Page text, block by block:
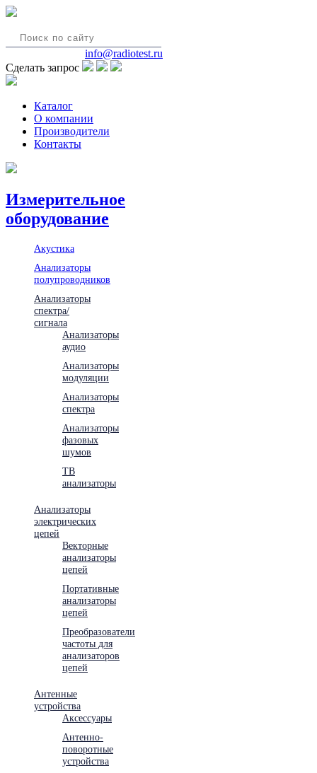
info@radiotest.ru
Сделать запрос
Каталог
О компании
Производители
Контакты
Измерительное
оборудование
Акустика
Анализаторы
полупроводников
Анализаторы
спектра/
сигнала
Анализаторы
аудио
Анализаторы
модуляции
Анализаторы
спектра
Анализаторы
фазовых
шумов
ТВ
анализаторы
Анализаторы
электрических
цепей
Векторные
анализаторы
цепей
Портативные
анализаторы
цепей
Преобразователи
частоты для
анализаторов
цепей
Антенные
устройства
Аксессуары
Антенно-
поворотные
устройства